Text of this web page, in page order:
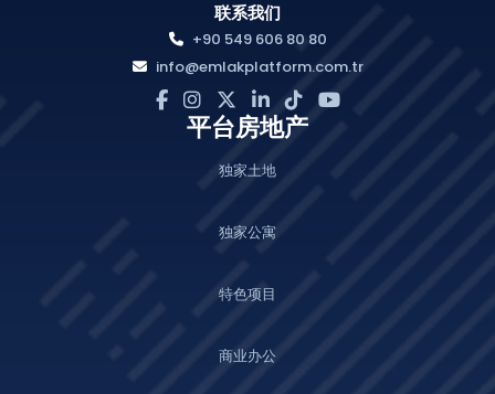
联系我们
+90 549 606 80 80
info@emlakplatform.com.tr
平台房地产
独家土地
独家公寓
特色项目
商业办公